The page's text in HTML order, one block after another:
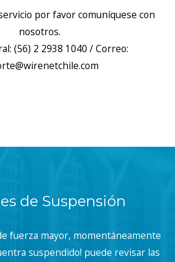
por favor comuníquese con
nosotros.
(56) 2 2938 1040 / Correo:
de Suspensión
fuerza mayor, momentáneamente
suspendido! puede revisar las